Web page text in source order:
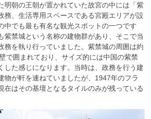
明朝の王朝が置かれていた故宮の中には「紫
務、生活専用スペースである宮殿エリアが設
中でも最も有名な観光スポットの一つです
紫禁城という名称の建物群があり、そこで当
務を執り行っていました。紫禁城の周囲は約
で囲まれており、サイズ的には中国の紫禁
した感じになります。当時は、政務を行う建
物が軒を連ねていましたが、1947年のフラ
在はその基壇となるタイルのみが残っている